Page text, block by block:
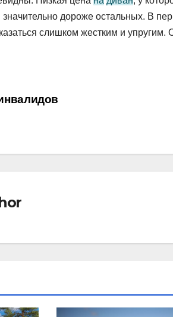
дороже остальных. В
слишком жестким и упругим.